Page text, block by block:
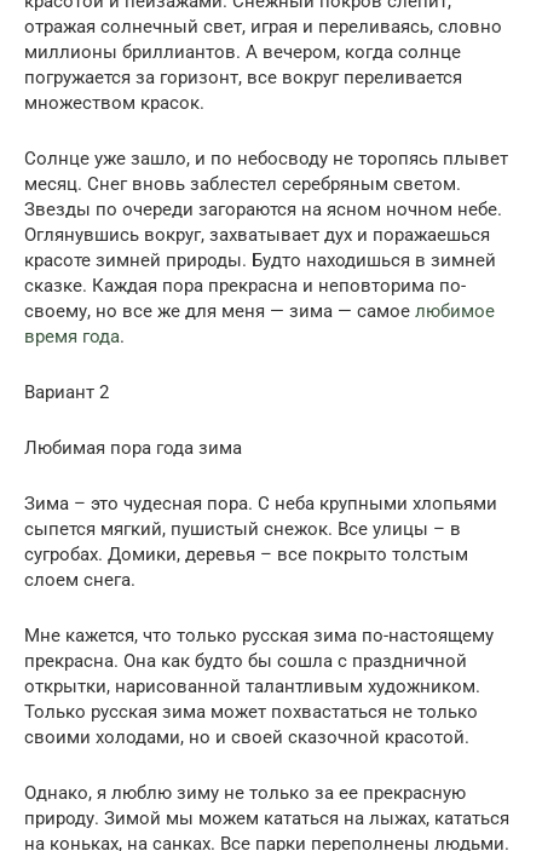
отражая солнечный свет, играя и переливаясь, словно
миллионы бриллиантов. А вечером, когда солнце
погружается за горизонт, все вокруг переливается
множеством красок.
Солнце уже зашло, и по небосводу не торопясь плывет
месяц. Снег вновь заблестел серебряным светом.
Звезды по очереди загораются на ясном ночном небе.
Оглянувшись вокруг, захватывает дух и поражаешься
красоте зимней природы. Будто находишься в зимней
сказке. Каждая пора прекрасна и неповторима по-
своему, но все же для меня — зима — самое любимое
время года.
Вариант 2
Любимая пора года зима
Зима – это чудесная пора. С неба крупными хлопьями
сыпется мягкий, пушистый снежок. Все улицы – в
сугробах. Домики, деревья – все покрыто толстым
слоем снега.
Мне кажется, что только русская зима по-настоящему
прекрасна. Она как будто бы сошла с праздничной
открытки, нарисованной талантливым художником.
Только русская зима может похвастаться не только
своими холодами, но и своей сказочной красотой.
Однако, я люблю зиму не только за ее прекрасную
природу. Зимой мы можем кататься на лыжах, кататься
на коньках, на санках. Все парки переполнены людьми.